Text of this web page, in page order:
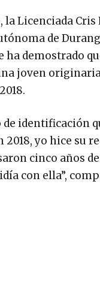
la Licenciada
de
ha demostrado
joven
de identificación
2018, yo hice su
cinco años
con ella”,